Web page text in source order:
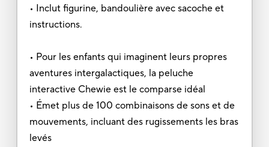
• Inclut figurine, bandoulière avec sacoche et
instructions.
• Pour les enfants qui imaginent leurs propres
aventures intergalactiques, la peluche
interactive Chewie est le comparse idéal
• Émet plus de 100 combinaisons de sons et de
mouvements, incluant des rugissements les bras
levés